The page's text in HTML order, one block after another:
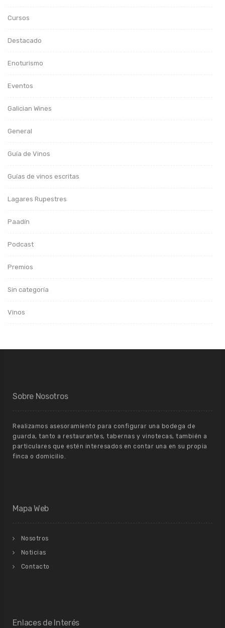
Cursos
Destacado
Enoturismo
Eventos
Galician Wines
General
Guía de Vinos
Guías de vinos escritas
Lagares Rupestres
Paadín
Podcast
Premios
Sin categoría
Vinos
Sobre Nosotros
Realizamos asesoramiento para configurar una bodega de
guarda, tanto a restaurantes, tabernas y vinotecas, también a
particulares que estén interesados en contar una en su propia
finca o domicilio.
Mapa Web
Nosotros
Noticias
Contacto
Enlaces de Interés